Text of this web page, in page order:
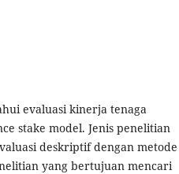
evaluasi kinerja tenaga
stake model. Jenis penelitian
deskriptif dengan metode
yang bertujuan mencari